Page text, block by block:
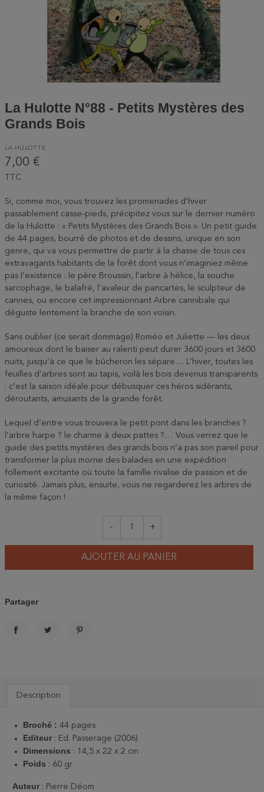
La Hulotte N°88 - Petits Mystères des
Grands Bois
LA HULOTTE
7,00 €
TTC
Si, comme moi, vous trouvez les promenades d’hiver
passablement casse-pieds, précipitez vous sur le dernier numéro
de la Hulotte : « Petits Mystères des Grands Bois ». Un petit guide
de 44 pages, bourré de photos et de dessins, unique en son
genre, qui va vous permettre de partir à la chasse de tous ces
extravagants habitants de la forêt dont vous n’imaginiez même
pas l’existence : le père Broussin, l’arbre à hélice, la souche
sarcophage, le balafré, l’avaleur de pancartes, le sculpteur de
cannes, ou encore cet impressionnant Arbre cannibale qui
déguste lentement la branche de son voisin.
Sans oublier (ce serait dommage) Roméo et Juliette — les deux
amoureux dont le baiser au ralenti peut durer 3600 jours et 3600
nuits, jusqu’à ce que le bûcheron les sépare… L’hiver, toutes les
feuilles d’arbres sont au tapis, voilà les bois devenus transparents
: c’est la saison idéale pour débusquer ces héros sidérants,
déroutants, amusants de la grande forêt.
Lequel d’entre vous trouvera le petit pont dans les branches ?
l’arbre harpe ? le charme à deux pattes ?… Vous verrez que le
guide des petits mystères des grands bois n’a pas son pareil pour
transformer la plus morne des balades en une expédition
follement excitante où toute la famille rivalise de passion et de
curiosité. Jamais plus, ensuite, vous ne regarderez les arbres de
la même façon !
- +
AJOUTER AU PANIER
Partager
Description
Broché : 44 pages
Editeur : Ed. Passerage (2006)
Dimensions : 14,5 x 22 x 2 cm
Poids : 60 gr
Auteur : Pierre Déom